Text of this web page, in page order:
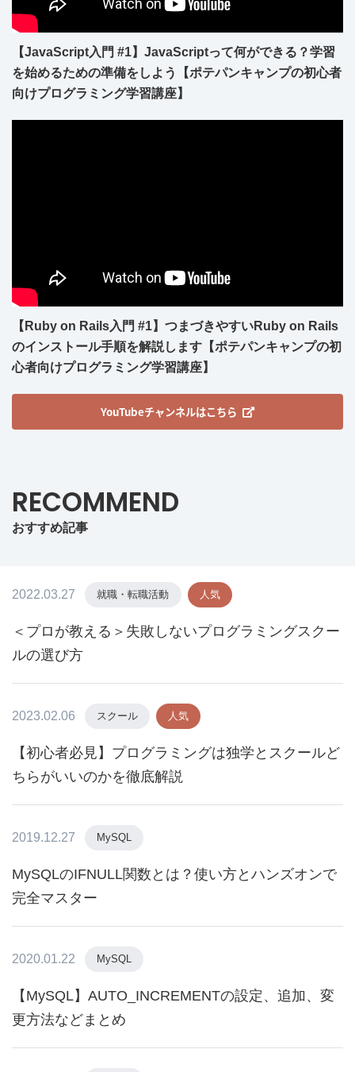
【JavaScript入門 #1】JavaScriptって何ができる？学習
を始めるための準備をしよう【ポテパンキャンプの初心者
向けプログラミング学習講座】
【Ruby on Rails入門 #1】つまづきやすいRuby on Rails
のインストール手順を解説します【ポテパンキャンプの初
心者向けプログラミング学習講座】
YouTubeチャンネルはこちら
RECOMMEND
おすすめ記事
2022.03.27 就職・転職活動 人気
＜プロが教える＞失敗しないプログラミングスクー
ルの選び方
2023.02.06 スクール 人気
【初心者必見】プログラミングは独学とスクールど
ちらがいいのかを徹底解説
2019.12.27 MySQL
MySQLのIFNULL関数とは？使い方とハンズオンで
完全マスター
2020.01.22 MySQL
【MySQL】AUTO_INCREMENTの設定、追加、変
更方法などまとめ